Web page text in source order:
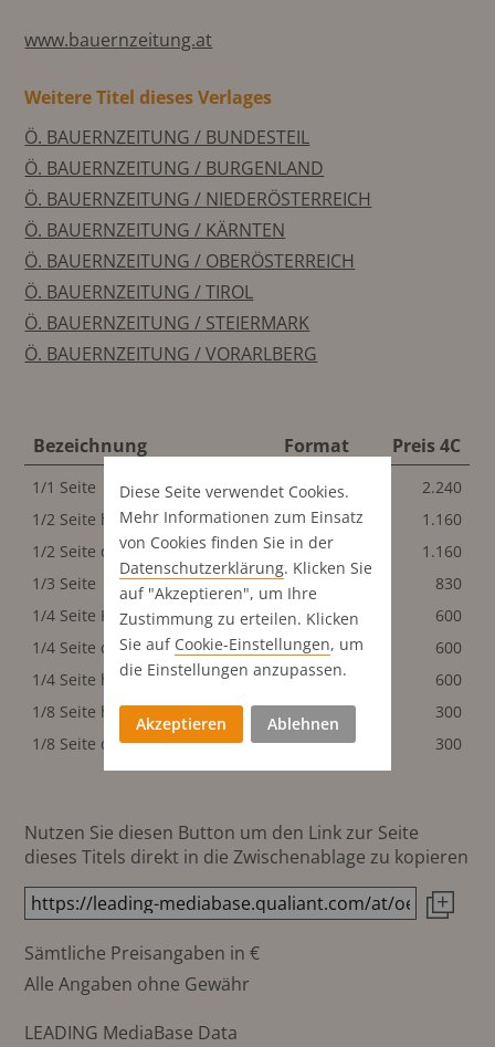
www.bauernzeitung.at
Weitere Titel dieses Verlages
Ö. BAUERNZEITUNG / BUNDESTEIL
Ö. BAUERNZEITUNG / BURGENLAND
Ö. BAUERNZEITUNG / NIEDERÖSTERREICH
Ö. BAUERNZEITUNG / KÄRNTEN
Ö. BAUERNZEITUNG / OBERÖSTERREICH
Ö. BAUERNZEITUNG / TIROL
Ö. BAUERNZEITUNG / STEIERMARK
Ö. BAUERNZEITUNG / VORARLBERG
Bezeichnung Format Preis 4C
1/1 Seite 200x270 mm
2.240
1/2 Seite hoch
98x250 mm
1.160
1/2 Seite quer
200x120 mm
1.160
1/3 Seite
200x80 mm
830
1/4 Seite Klassisch
98x120 mm
600
1/4 Seite quer
200x60 mm
600
1/4 Seite hoch
47x250 mm
600
1/8 Seite hoch
47x120 mm
300
1/8 Seite quer
98x60 mm 300
Nutzen Sie diesen Button um den Link zur Seite
dieses Titels direkt in die Zwischenablage zu kopieren
Sämtliche Preisangaben in €
Alle Angaben ohne Gewähr
LEADING MediaBase Data
Diese Seite verwendet Cookies.
Mehr Informationen zum Einsatz
von Cookies finden Sie in der
Datenschutz­erklärung. Klicken Sie
auf "Akzeptieren", um Ihre
Zustimmung zu erteilen. Klicken
Sie auf Cookie-Einstellungen, um
die Einstellungen anzupassen.
Akzeptieren Ablehnen